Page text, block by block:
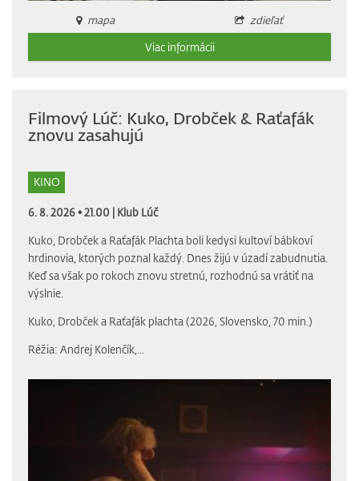
mapa
zdieľať
Viac informácii
Filmový Lúč: Kuko, Drobček & Raťafák
znovu zasahujú
KINO
6. 8. 2026 • 21.00 | Klub Lúč
Kuko, Drobček a Raťafák Plachta boli kedysi kultoví bábkoví
hrdinovia, ktorých poznal každý. Dnes žijú v úzadí zabudnutia.
Keď sa však po rokoch znovu stretnú, rozhodnú sa vrátiť na
výslnie.
Kuko, Drobček a Raťafák plachta (2026, Slovensko, 70 min.)
Réžia: Andrej Kolenčík,...